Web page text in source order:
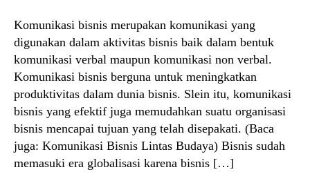
Komunikasi bisnis merupakan komunikasi yang
digunakan dalam aktivitas bisnis baik dalam bentuk
komunikasi verbal maupun komunikasi non verbal.
Komunikasi bisnis berguna untuk meningkatkan
produktivitas dalam dunia bisnis. Slein itu, komunikasi
bisnis yang efektif juga memudahkan suatu organisasi
bisnis mencapai tujuan yang telah disepakati. (Baca
juga: Komunikasi Bisnis Lintas Budaya) Bisnis sudah
memasuki era globalisasi karena bisnis […]